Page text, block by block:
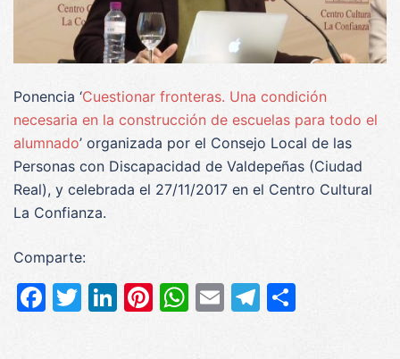
Ponencia ‘Cuestionar fronteras. Una condición
necesaria en la construcción de escuelas para todo el
alumnado’ organizada por el Consejo Local de las
Personas con Discapacidad de Valdepeñas (Ciudad
Real), y celebrada el 27/11/2017 en el Centro Cultural
La Confianza.
Comparte:
Facebook
Twitter
LinkedIn
Pinterest
WhatsApp
EmailTelegram